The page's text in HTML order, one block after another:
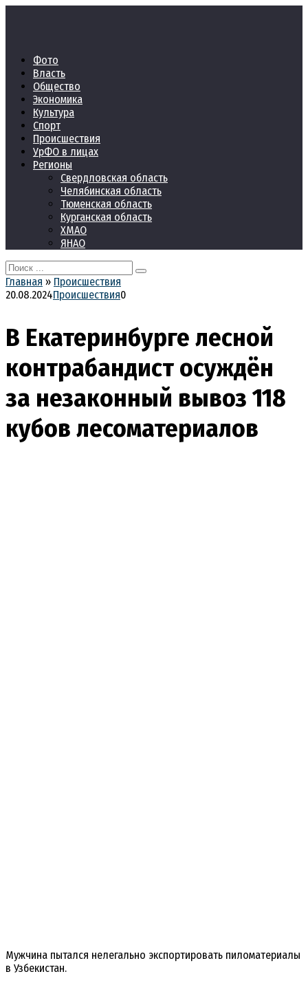
Фото
Власть
Общество
Экономика
Культура
Спорт
Происшествия
УрФО в лицах
Регионы
Свердловская область
Челябинская область
Тюменская область
Курганская область
ХМАО
ЯНАО
Search
for:
Главная » Происшествия
20.08.2024Происшествия0
В Екатеринбурге лесной
контрабандист осуждён
за незаконный вывоз 118
кубов лесоматериалов
Мужчина пытался нелегально экспортировать пиломатериалы
в Узбекистан.